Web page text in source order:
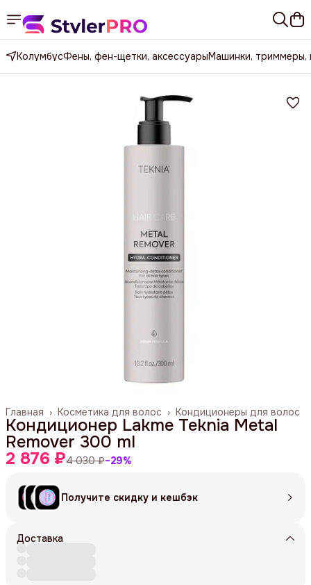
КолумбусФены, фен-щетки, аксессуарыМашинки, триммеры,
Кондиционеры для волос
Косметика для волос ›
Главная ›
Кондиционер Lakme Teknia Metal
Remover 300 ml
2 876 ₽4 030 ₽−29%
Получите скидку и кешбэк
Доставка